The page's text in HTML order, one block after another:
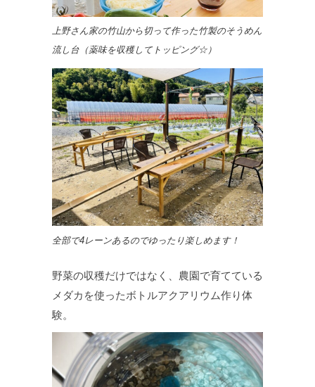
上野さん家の竹山から切って作った竹製のそうめん
流し台（薬味を収穫してトッピング☆）
全部で4レーンあるのでゆったり楽しめます！
野菜の収穫だけではなく、農園で育てている
メダカを使ったボトルアクアリウム作り体
験。